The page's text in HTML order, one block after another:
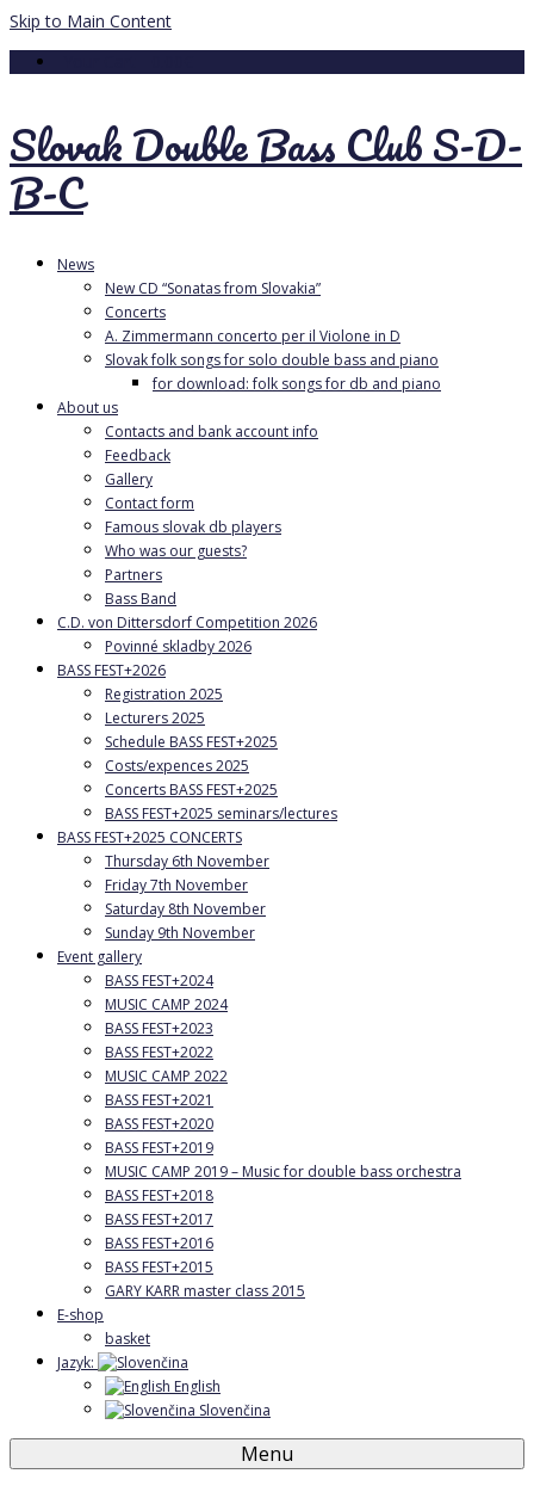
Skip to Main Content
Slovak Double Bass Club S-D-
B-C
News
New CD “Sonatas from Slovakia”
Concerts
A. Zimmermann concerto per il Violone in D
Slovak folk songs for solo double bass and piano
for download: folk songs for db and piano
About us
Contacts and bank account info
Feedback
Gallery
Contact form
Famous slovak db players
Who was our guests?
Partners
Bass Band
C.D. von Dittersdorf Competition 2026
Povinné skladby 2026
BASS FEST+2026
Registration 2025
Lecturers 2025
Schedule BASS FEST+2025
Costs/expences 2025
Concerts BASS FEST+2025
BASS FEST+2025 seminars/lectures
BASS FEST+2025 CONCERTS
Thursday 6th November
Friday 7th November
Saturday 8th November
Sunday 9th November
Event gallery
BASS FEST+2024
MUSIC CAMP 2024
BASS FEST+2023
BASS FEST+2022
MUSIC CAMP 2022
BASS FEST+2021
BASS FEST+2020
BASS FEST+2019
MUSIC CAMP 2019 – Music for double bass orchestra
BASS FEST+2018
BASS FEST+2017
BASS FEST+2016
BASS FEST+2015
GARY KARR master class 2015
E-shop
basket
Jazyk:
English
Slovenčina
Menu